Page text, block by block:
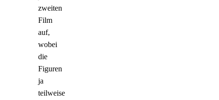
zweiten
Film
auf,
wobei
die
Figuren
ja
teilweise